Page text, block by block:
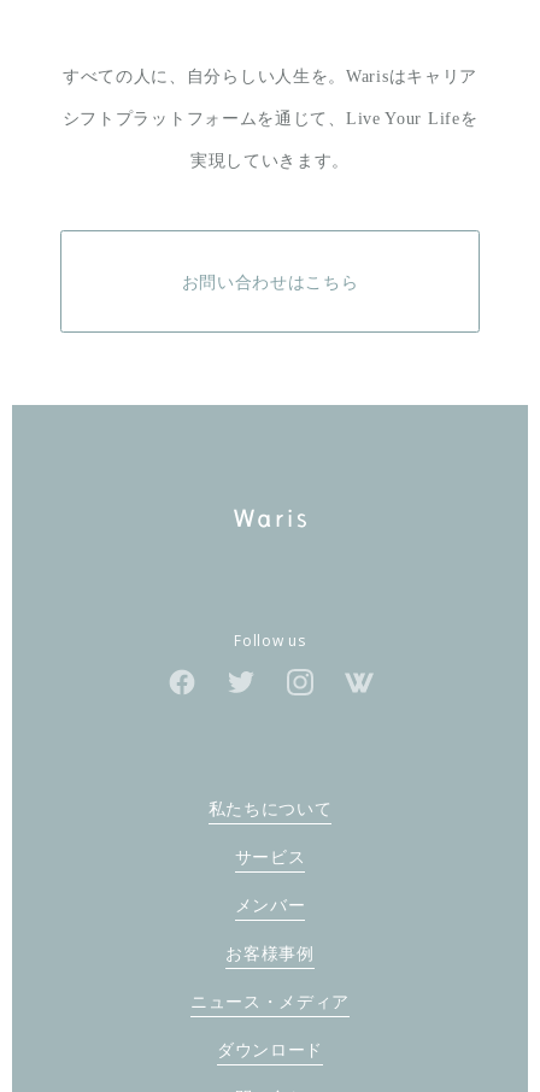
すべての人に、自分らしい人生を。Warisはキャリア
シフトプラットフォームを通じて、 Live Your Lifeを
実現していきます。
お問い合わせはこちら
Follow us
私たちについて
サービス
メンバー
お客様事例
ニュース・メディア
ダウンロード